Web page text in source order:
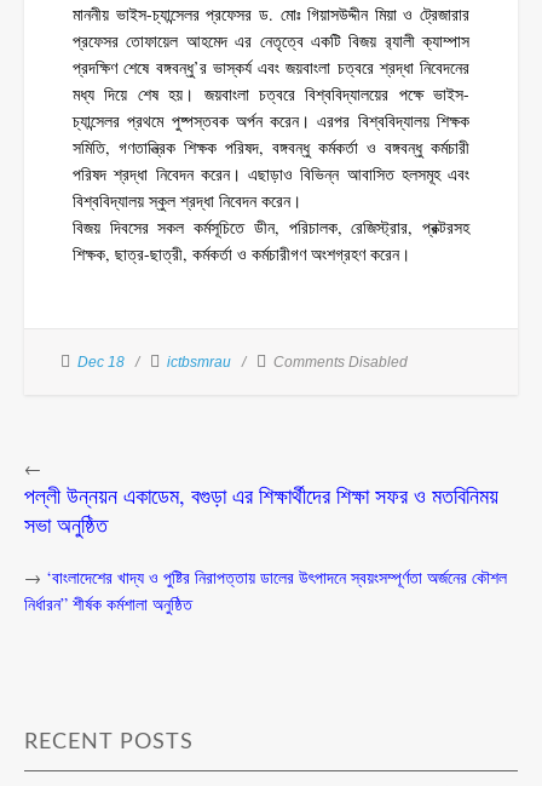
মাননীয় ভাইস-চ্যান্সেলর প্রফেসর ড. মোঃ গিয়াসউদ্দীন মিয়া ও ট্রেজারার
প্রফেসর তোফায়েল আহমেদ এর নেতৃত্বে একটি বিজয় র‌্যালী ক্যাম্পাস
প্রদক্ষিণ শেষে বঙ্গবন্ধু’র ভাস্কর্য এবং জয়বাংলা চত্বরে শ্রদ্ধা নিবেদনের
মধ্য দিয়ে শেষ হয়। জয়বাংলা চত্বরে বিশ্ববিদ্যালয়ের পক্ষে ভাইস-
চ্যান্সেলর প্রথমে পুষ্পস্তবক অর্পন করেন। এরপর বিশ্ববিদ্যালয় শিক্ষক
সমিতি, গণতান্ত্রিক শিক্ষক পরিষদ, বঙ্গবন্ধু কর্মকর্তা ও বঙ্গবন্ধু কর্মচারী
পরিষদ শ্রদ্ধা নিবেদন করেন। এছাড়াও বিভিন্ন আবাসিত হলসমূহ এবং
বিশ্ববিদ্যালয় স্কুল শ্রদ্ধা নিবেদন করেন।
বিজয় দিবসের সকল কর্মসূচিতে ডীন, পরিচালক, রেজিস্ট্রার, প্রক্টরসহ
শিক্ষক, ছাত্র-ছাত্রী, কর্মকর্তা ও কর্মচারীগণ অংশগ্রহণ করেন।
Dec 18 ictbsmrau Comments Disabled
←
পল্লী উন্নয়ন একাডেম, বগুড়া এর শিক্ষার্থীদের শিক্ষা সফর ও মতবিনিময়
সভা অনুষ্ঠিত
→ ‘বাংলাদেশের খাদ্য ও পুষ্টির নিরাপত্তায় ডালের উৎপাদনে স্বয়ংসম্পূর্ণতা অর্জনের কৌশল
নির্ধারন” শীর্ষক কর্মশালা অনুষ্ঠিত
RECENT POSTS